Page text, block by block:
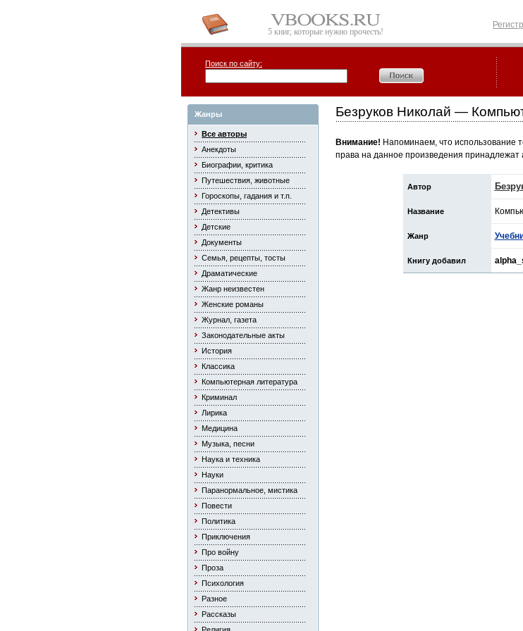
5 книг, которые нужно прочесть!
Поиск по сайту:
Жанры
Все авторы
Анекдоты
Биографии, критика
Путешествия, животные
Гороскопы, гадания и т.п.
Детективы
Детские
Документы
Семья, рецепты, тосты
Драматические
Жанр неизвестен
Женские романы
Журнал, газета
Законодательные акты
История
Классика
Компьютерная литература
Криминал
Лирика
Медицина
Музыка, песни
Наука и техника
Науки
Паранормальное, мистика
Повести
Политика
Приключения
Про войну
Проза
Психология
Разное
Рассказы
Безруков Николай —
Внимание! Напоминаем, что использование
права на данное произведения принадлежат
Автор
Название
Жанр
Книгу добавил